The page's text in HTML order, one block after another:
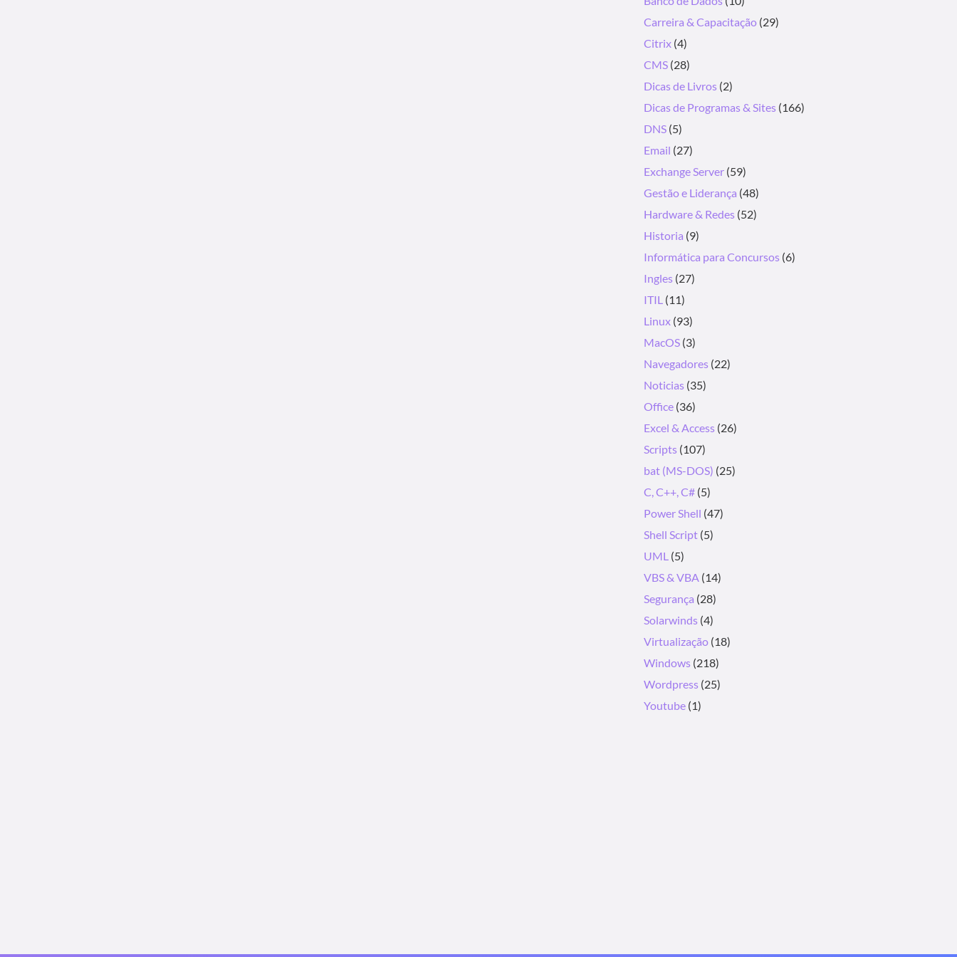
Carreira & Capacitação(29)
Citrix(4)
CMS(28)
Dicas de Livros(2)
Dicas de Programas & Sites(166)
DNS(5)
Email (27)
Exchange Server(59)
Gestão e Liderança (48)
Hardware & Redes(52)
Historia (9)
Informática para Concursos(6)
Ingles(27)
ITIL(11)
Linux(93)
MacOS(3)
Navegadores(22)
Noticias(35)
Office(36)
Excel & Access(26)
Scripts(107)
bat (MS-DOS) (25)
C, C++, C#(5)
Power Shell (47)
Shell Script(5)
UML(5)
VBS & VBA(14)
Segurança (28)
Solarwinds(4)
Virtualização(18)
Windows(218)
Wordpress(25)
Youtube(1)